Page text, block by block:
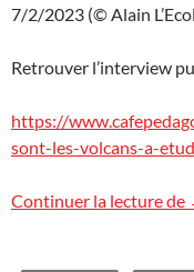
7/2/2023 (© Alain
Retrouver l’interview
https://
sont-les-volcans-a-
Continuer la lecture de